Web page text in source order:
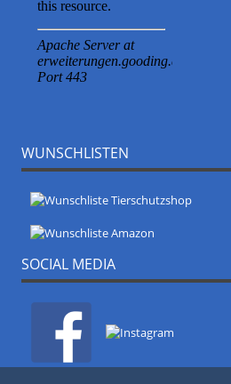
WUNSCHLISTEN
SOCIAL MEDIA